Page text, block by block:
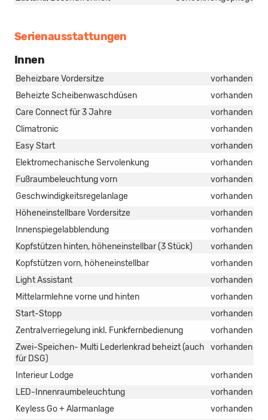
Serienausstattungen
Innen
Beheizbare Vordersitze
vorhanden
Beheizte Scheibenwaschdüsen
vorhanden
Care Connect für 3 Jahre
vorhanden
Climatronic
vorhanden
Easy Start
vorhanden
Elektromechanische Servolenkung
vorhanden
Fußraumbeleuchtung vorn
vorhanden
Geschwindigkeitsregelanlage
vorhanden
Höheneinstellbare Vordersitze
vorhanden
Innenspiegelabblendung
vorhanden
Kopfstützen hinten, höheneinstellbar (3 Stück)
vorhanden
Kopfstützen vorn, höheneinstellbar
vorhanden
Light Assistant
vorhanden
Mittelarmlehne vorne und hinten
vorhanden
Start-Stopp
vorhanden
Zentralverriegelung inkl. Funkfernbedienung
vorhanden
Zwei-Speichen- Multi Lederlenkrad beheizt (auch
für DSG)
vorhanden
Interieur Lodge
vorhanden
LED-Innenraumbeleuchtung
vorhanden
Keyless Go + Alarmanlage
vorhanden